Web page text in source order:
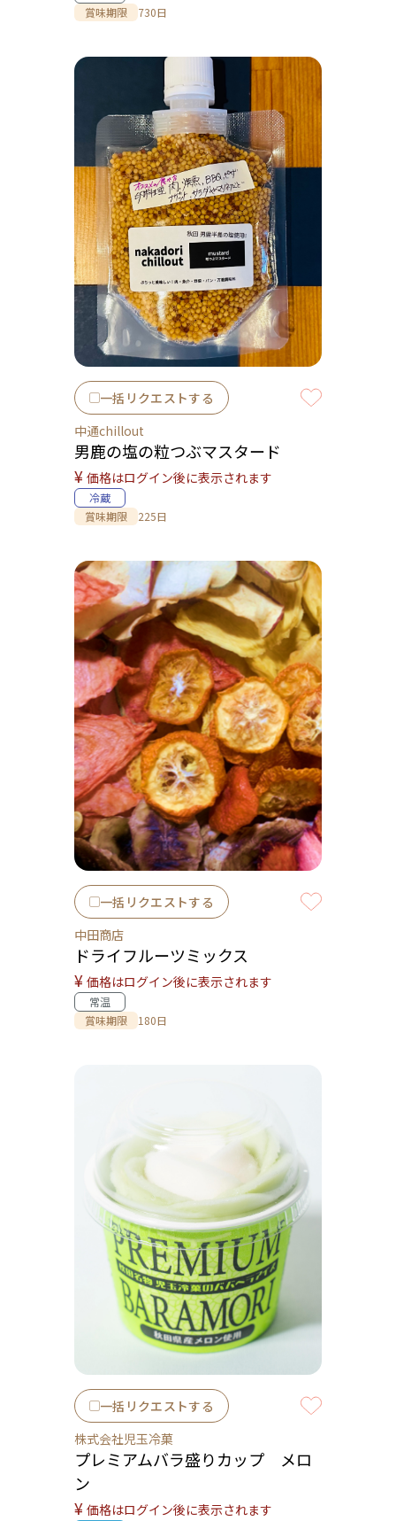
賞味期限
730日
一括リクエストする
中通chillout
男鹿の塩の粒つぶマスタード
¥ 価格はログイン後に表示されます
冷蔵
賞味期限
225日
一括リクエストする
中田商店
ドライフルーツミックス
¥ 価格はログイン後に表示されます
常温
賞味期限
180日
一括リクエストする
株式会社児玉冷菓
プレミアムバラ盛りカップ メロ
ン
¥ 価格はログイン後に表示されます